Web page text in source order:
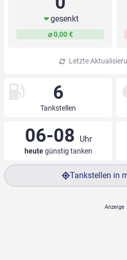
gesenkt
⌀ 0,00 €
Letzte
6
Tankstellen
06-08 Uhr
heutegünstig tanken
Tankstellen in